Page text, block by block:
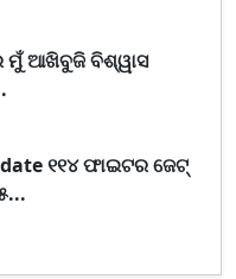
ମୁଁ ଆଖିବୁଜି ବିଶ୍ୱାସ
୧୧୪ ଫାଇଟର ଜେଟ୍